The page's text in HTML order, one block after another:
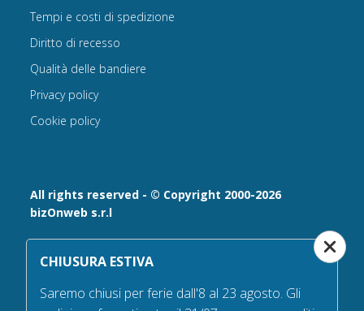
All rights reserved - © Copyright 2000-2026
bizOnweb s.r.l
Via Fratelli Bandiera 18, 25122 - Brescia, Italia
P.IVA 02232630984 - Iscrizione presso la Camera di
n° REA 432569 Capitale sociale versato Euro 25.000,00.
Tempi e costi di spedizione
Diritto di recesso
Qualità delle bandiere
Privacy policy
Cookie policy
CHIUSURA ESTIVA
Saremo chiusi per ferie dall'8 al 23 agosto. Gli